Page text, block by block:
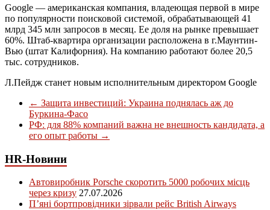
Google — американская компания, владеющая первой в мире
по популярности поисковой системой, обрабатывающей 41
млрд 345 млн запросов в месяц. Ее доля на рынке превышает
60%. Штаб-квартира организации расположена в г.Маунтин-
Вью (штат Калифорния). На компанию работают более 20,5
тыс. сотрудников.
Л.Пейдж станет новым исполнительным директором Google
← Защита инвестиций: Украина поднялась аж до
Буркина-Фасо
РФ: для 88% компаний важна не внешность кандидата, а
его опыт работы →
HR-Новини
Автовиробник Porsche скоротить 5000 робочих місць
через кризу 27.07.2026
П’яні бортпровідники зірвали рейс British Airways